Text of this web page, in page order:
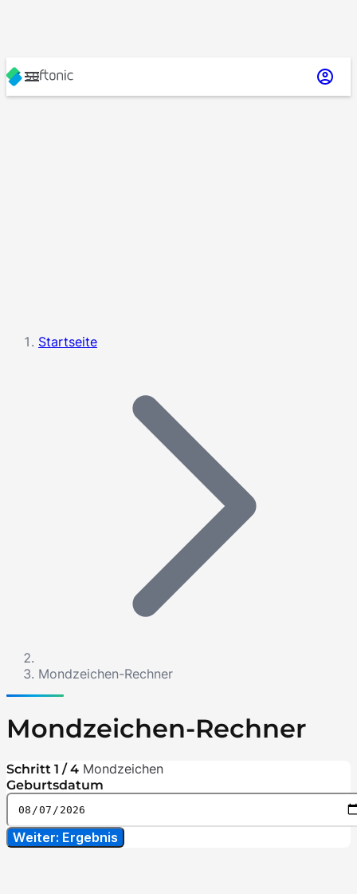
Startseite
Mondzeichen-Rechner
Mondzeichen-Rechner
Schritt 1 / 4 Mondzeichen
Geburtsdatum
Weiter: Ergebnis